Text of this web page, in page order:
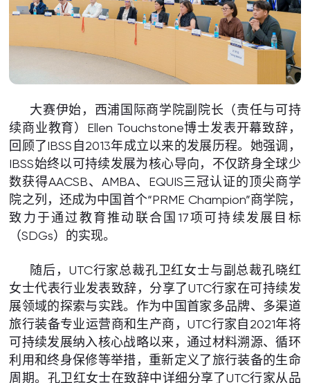
大赛伊始，西浦国际商学院副院长（责任与可持
续商业教育）Ellen Touchstone博士发表开幕致辞，
回顾了IBSS自2013年成立以来的发展历程。她强调，
IBSS始终以可持续发展为核心导向，不仅跻身全球少
数获得AACSB、AMBA、EQUIS三冠认证的顶尖商学
院之列，还成为中国首个“PRME Champion”商学院，
致力于通过教育推动联合国17项可持续发展目标
（SDGs）的实现。
随后，UTC行家总裁孔卫红女士与副总裁孔晓红
女士代表行业发表致辞，分享了UTC行家在可持续发
展领域的探索与实践。作为中国首家多品牌、多渠道
旅行装备专业运营商和生产商，UTC行家自2021年将
可持续发展纳入核心战略以来，通过材料溯源、循环
利用和终身保修等举措，重新定义了旅行装备的生命
周期。孔卫红女士在致辞中详细分享了UTC行家从品